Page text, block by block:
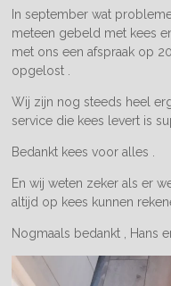
In september wat
meteen gebeld met kees
met ons een afspraak op
opgelost .
Wij zijn nog steeds heel
service die kees levert is
Bedankt kees voor alles .
En wij weten zeker als er
altijd op kees kunnen
Nogmaals bedankt , Hans